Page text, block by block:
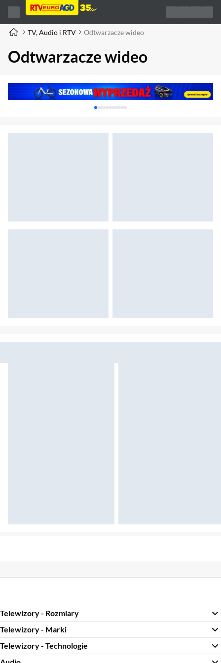
TV, Audio i RTV Odtwarzacze wideo
Odtwarzacze wideo
Karuzela z banerami, aktualny element 1 z
Telewizory - Rozmiary
Telewizory - Marki
Telewizory - Technologie